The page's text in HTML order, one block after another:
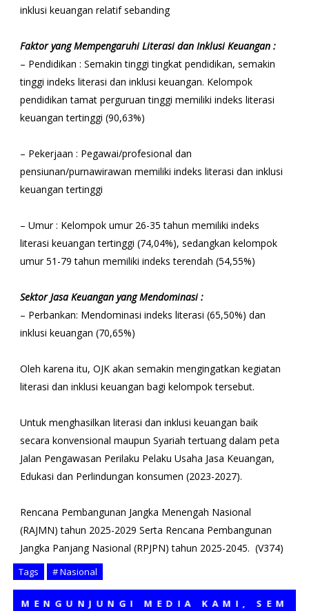
inklusi keuangan relatif sebanding
Faktor yang Mempengaruhi Literasi dan Inklusi Keuangan :
– Pendidikan : Semakin tinggi tingkat pendidikan, semakin
tinggi indeks literasi dan inklusi keuangan. Kelompok
pendidikan tamat perguruan tinggi memiliki indeks literasi
keuangan tertinggi (90,63%)
– Pekerjaan : Pegawai/profesional dan
pensiunan/purnawirawan memiliki indeks literasi dan inklusi
keuangan tertinggi
– Umur : Kelompok umur 26-35 tahun memiliki indeks
literasi keuangan tertinggi (74,04%), sedangkan kelompok
umur 51-79 tahun memiliki indeks terendah (54,55%)
Sektor Jasa Keuangan yang Mendominasi :
– Perbankan: Mendominasi indeks literasi (65,50%) dan
inklusi keuangan (70,65%)
Oleh karena itu, OJK akan semakin mengingatkan kegiatan
literasi dan inklusi keuangan bagi kelompok tersebut.
Untuk menghasilkan literasi dan inklusi keuangan baik
secara konvensional maupun Syariah tertuang dalam peta
Jalan Pengawasan Perilaku Pelaku Usaha Jasa Keuangan,
Edukasi dan Perlindungan konsumen (2023-2027).
Rencana Pembangunan Jangka Menengah Nasional
(RAJMN) tahun 2025-2029 Serta Rencana Pembangunan
Jangka Panjang Nasional (RPJPN) tahun 2025-2045. (V374)
Tags # Nasional
MEDIA KAMI, SEMOGA